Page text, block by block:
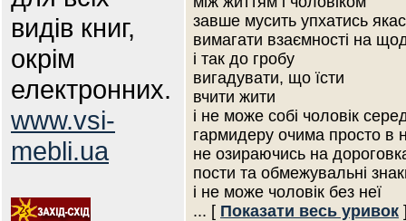
видів книг,
окрім
електронних.
www.vsi-
mebli.ua
завше мусить упхатись
вимагати взаємності на
і так до гробу
вигадувати, що їсти
вчити жити
і не може собі чоловік
гармидеру очима просто в
не озираючись на
пости та обмежувальні
і не може чоловік без неї
... [ Показати весь уривок